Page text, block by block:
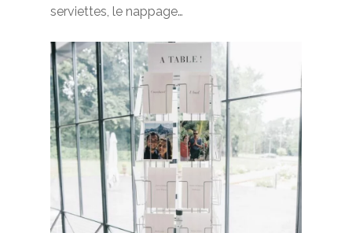
serviettes, le nappage…